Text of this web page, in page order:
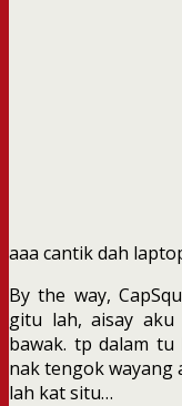
aaa cantik dah
By the way,
gitu lah, aisay
bawak. tp dalam tu
nak tengok wayang
lah kat situ…